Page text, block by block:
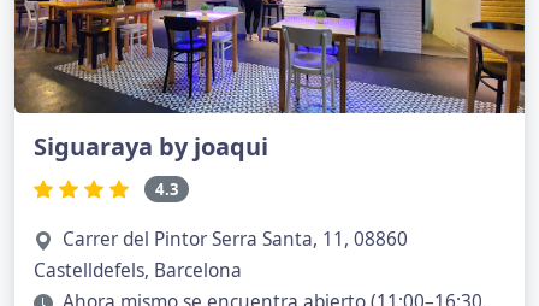
Siguaraya by joaqui
4.3
Carrer del Pintor Serra Santa, 11, 08860
Castelldefels, Barcelona